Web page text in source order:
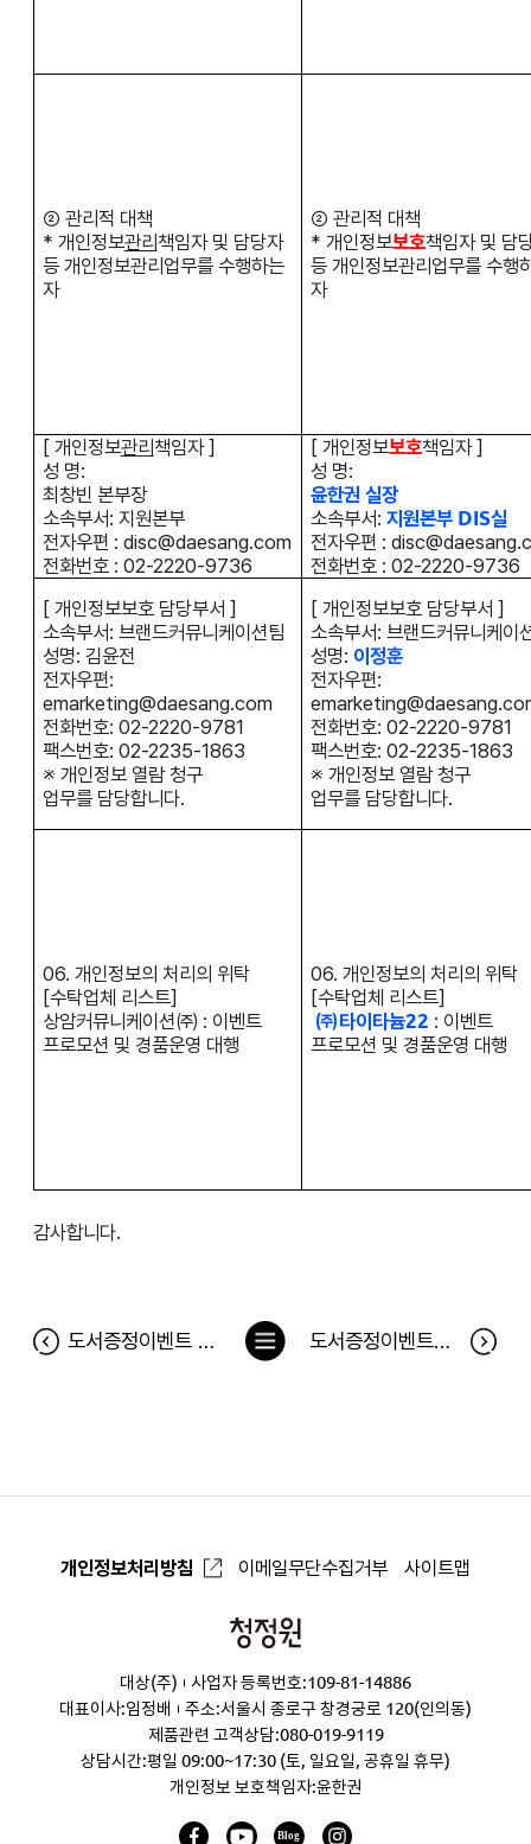
② 관리적 대책
* 개인정보관리 책임자 및 담당자
등 개인정보관리업무를 수행하는
자
② 관리적 대책
* 개인정보보호책임자 및 담
등 개인정보관리업무를 수행
자
[ 개인정보관리 책임자 ]
성 명:
최창빈 본부장
소속부서: 지원본부
전자우편 : disc@daesang.com
전화번호 : 02-2220-9736
[ 개인정보보호책임자 ]
성 명:
윤한권 실장
소속부서: 지원본부 DIS실
전자우편 :
전화번호 : 02-2220-9736
[ 개인정보보호 담당부서 ]
소속부서: 브랜드커뮤니케이션팀
성명: 김윤전
전자우편:
emarketing@daesang.com
전화번호: 02-2220-9781
팩스번호: 02-2235-1863
※ 개인정보 열람 청구
업무를 담당합니다.
[ 개인정보보호 담당부서 ]
소속부서: 브랜드커뮤니케이
성명: 이정훈
전자우편:
전화번호: 02-2220-9781
팩스번호: 02-2235-1863
※ 개인정보 열람 청구
업무를 담당합니다.
06. 개인정보의 처리의 위탁
[수탁업체 리스트]
상암커뮤니케이션㈜ : 이벤트
프로모션 및 경품운영 대행
06. 개인정보의 처리의 위탁
[수탁업체 리스트]
㈜타이타늄22 : 이벤트
프로모션 및 경품운영 대행
감사합니다.
도서증정이벤트 <같이 있고 싶다가도 혼자 있고 싶어> 당첨자 도서증정이벤트< job? 나는 청와대에서 일할 거야! >당첨자
목
록
개인정보처리방침 이메일무단수집거부 사이트맵
청
원
대상(주)
사업자 등록번호:109-81-14886
대표이사:임정배
주소:서울시 종로구 창경궁로 120(인의동)
제품관련 고객상담:080-019-9119
상담시간:평일 09:00~17:30 (토, 일요일, 공휴일 휴무)
개인정보 보호책임자:윤한권